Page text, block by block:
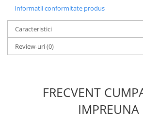
Informatii conformitate produs
Caracteristici
Review-uri(0)
FRECVENT
IMPREUNA